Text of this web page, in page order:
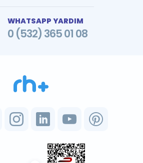
WHATSAPP YARDIM
0 (532) 365 01 08